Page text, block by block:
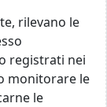
rilevano le
registrati nei
monitorare le
le